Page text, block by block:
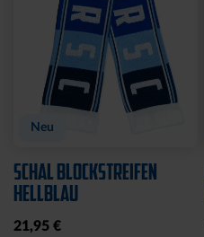
Neu
SCHAL BLOCKSTREIFEN
HELLBLAU
21,95 €